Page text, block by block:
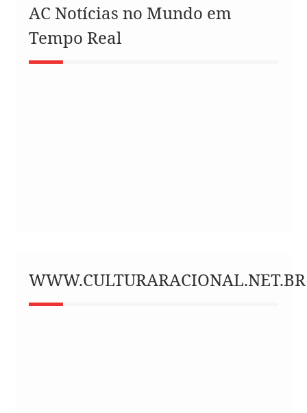
AC Notícias no Mundo em
Tempo Real
WWW.CULTURARACIONAL.NET.BR